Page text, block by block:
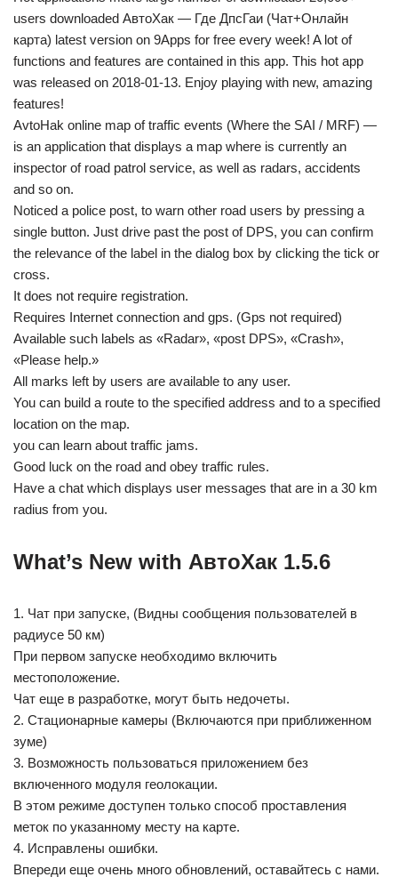
users downloaded АвтоХак — Где ДпсГаи (Чат+Онлайн
карта) latest version on 9Apps for free every week! A lot of
functions and features are contained in this app. This hot app
was released on 2018-01-13. Enjoy playing with new, amazing
features!
AvtoHak online map of traffic events (Where the SAI / MRF) —
is an application that displays a map where is currently an
inspector of road patrol service, as well as radars, accidents
and so on.
Noticed a police post, to warn other road users by pressing a
single button. Just drive past the post of DPS, you can confirm
the relevance of the label in the dialog box by clicking the tick or
cross.
It does not require registration.
Requires Internet connection and gps. (Gps not required)
Available such labels as «Radar», «post DPS», «Crash»,
«Please help.»
All marks left by users are available to any user.
You can build a route to the specified address and to a specified
location on the map.
you can learn about traffic jams.
Good luck on the road and obey traffic rules.
Have a chat which displays user messages that are in a 30 km
radius from you.
What’s New with АвтоХак 1.5.6
1. Чат при запуске, (Видны сообщения пользователей в
радиусе 50 км)
При первом запуске необходимо включить
местоположение.
Чат еще в разработке, могут быть недочеты.
2. Стационарные камеры (Включаются при приближенном
зуме)
3. Возможность пользоваться приложением без
включенного модуля геолокации.
В этом режиме доступен только способ проставления
меток по указанному месту на карте.
4. Исправлены ошибки.
Впереди еще очень много обновлений, оставайтесь с нами.